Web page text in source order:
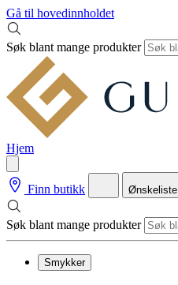
Gå til hovedinnholdet
Søk blant mange produkter
Hjem
Finn butikk Ønskeliste
Søk blant mange produkter
Smykker